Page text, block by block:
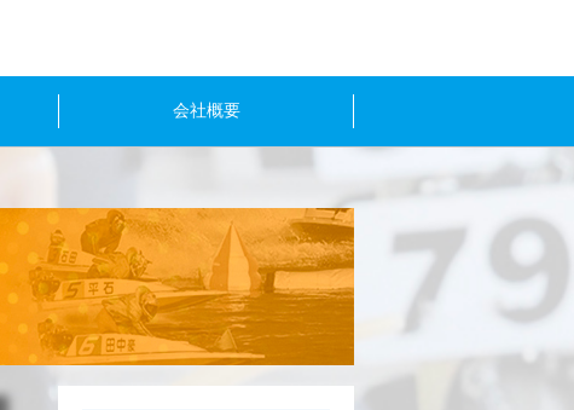
会社概要